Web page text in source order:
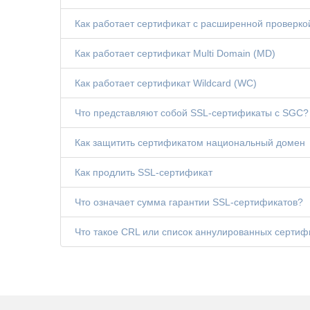
Как работает сертификат с расширенной
Как работает сертификат Multi Domain (MD)
Как работает сертификат Wildcard (WC)
Что представляют собой SSL-сертификаты с SGC?
Как защитить сертификатом национальный домен
Как продлить SSL-сертификат
Что означает сумма гарантии SSL-сертификатов?
Что такое CRL или список аннулированных